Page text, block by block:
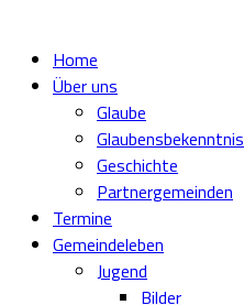
Home
Über uns
Glaube
Glaubensbekenntnis
Geschichte
Partnergemeinden
Termine
Gemeindeleben
Jugend
Bilder